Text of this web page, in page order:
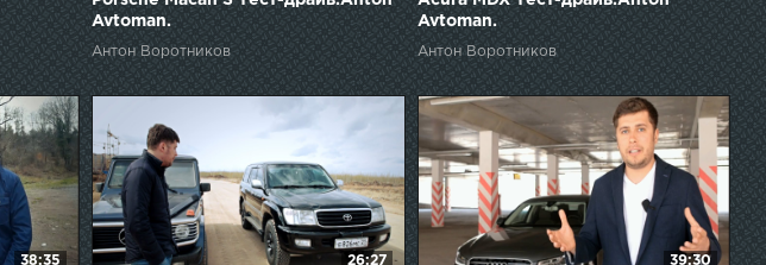
Avtoman.
Антон Воротников
Avtoman.
Антон Воротников
38:35 26:27 39:30